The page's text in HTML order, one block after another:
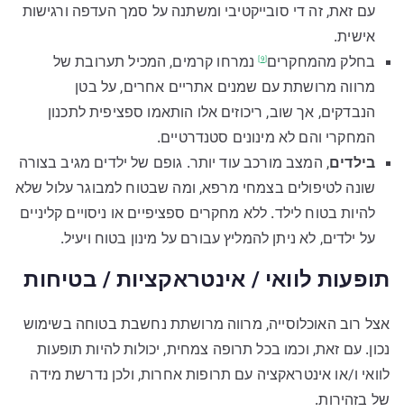
עם זאת, זה די סובייקטיבי ומשתנה על סמך העדפה ורגישות
אישית.
בחלק מהמחקרים[9]
נמרחו קרמים, המכיל תערובת של
מרווה מרושתת עם שמנים אתריים אחרים, על בטן
הנבדקים, אך שוב, ריכוזים אלו הותאמו ספציפית לתכנון
המחקרי והם לא מינונים סטנדרטיים.
בילדים, המצב מורכב עוד יותר. גופם של ילדים מגיב בצורה
שונה לטיפולים בצמחי מרפא, ומה שבטוח למבוגר עלול שלא
להיות בטוח לילד. ללא מחקרים ספציפיים או ניסויים קליניים
על ילדים, לא ניתן להמליץ עבורם על מינון בטוח ויעיל.
תופעות לוואי / אינטראקציות / בטיחות
אצל רוב האוכלוסייה, מרווה מרושתת נחשבת בטוחה בשימוש
נכון. עם זאת, וכמו בכל תרופה צמחית, יכולות להיות תופעות
לוואי ו/או אינטראקציה עם תרופות אחרות, ולכן נדרשת מידה
של בזהירות.